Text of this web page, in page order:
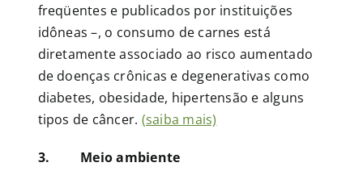
freqüentes e publicados por instituições
idôneas –, o consumo de carnes está
diretamente associado ao risco aumentado
de doenças crônicas e degenerativas como
diabetes, obesidade, hipertensão e alguns
tipos de câncer. (saiba mais)
3. Meio ambiente